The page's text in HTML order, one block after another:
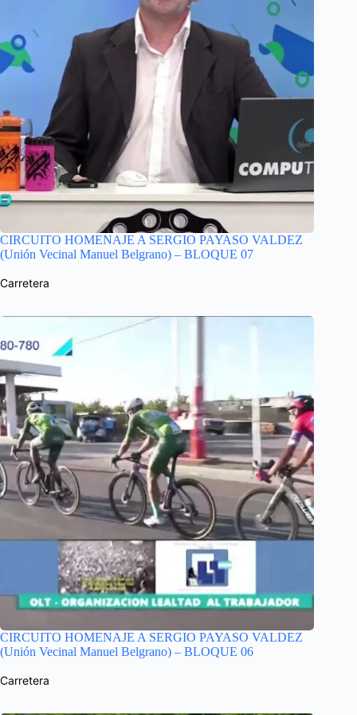
CIRCUITO HOMENAJE A SERGIO PAYASO VALDEZ
(Unión Vecinal Manuel Belgrano) – BLOQUE 07
Carretera
CIRCUITO HOMENAJE A SERGIO PAYASO VALDEZ
(Unión Vecinal Manuel Belgrano) – BLOQUE 06
Carretera